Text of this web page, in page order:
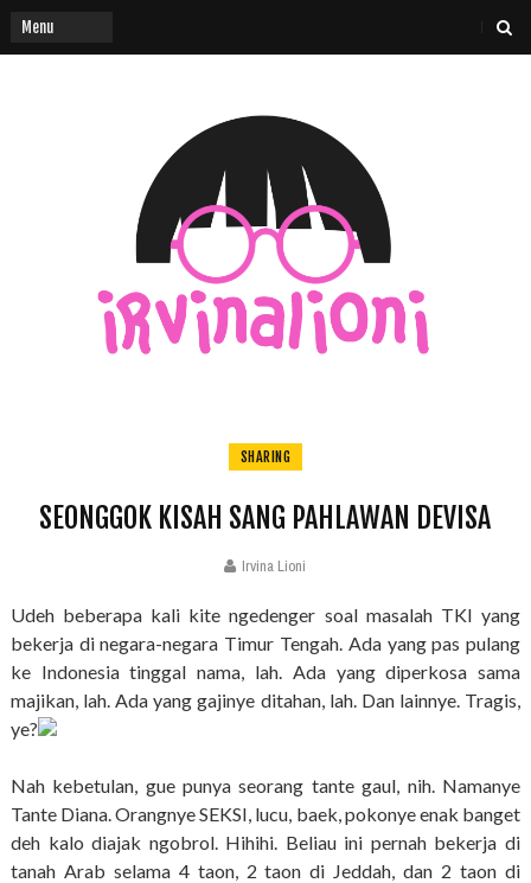
SHARING
SEONGGOK KISAH SANG PAHLAWAN DEVISA
Irvina Lioni
Udeh beberapa kali kite ngedenger soal masalah TKI yang
bekerja di negara-negara Timur Tengah. Ada yang pas pulang
ke Indonesia tinggal nama, lah. Ada yang diperkosa sama
majikan, lah. Ada yang gajinye ditahan, lah. Dan lainnye. Tragis,
ye?
Nah kebetulan, gue punya seorang tante gaul, nih. Namanye
Tante Diana. Orangnye SEKSI, lucu, baek, pokonye enak banget
deh kalo diajak ngobrol. Hihihi. Beliau ini pernah bekerja di
tanah Arab selama 4 taon, 2 taon di Jeddah, dan 2 taon di